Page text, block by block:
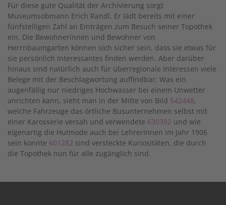
Für diese gute Qualität der Archivierung sorgt
Museumsobmann Erich Randl. Er lädt bereits mit einer
fünfstelligen Zahl an Einträgen zum Besuch seiner Topothek
ein. Die Bewohnerinnen und Bewohner von
Herrnbaumgarten können sich sicher sein, dass sie etwas für
sie persönlich Interessantes finden werden. Aber darüber
hinaus sind natürlich auch für überregionale Interessen viele
Belege mit der Beschlagwortung auffindbar: Was ein
augenfällig nur niedriges Hochwasser bei einem Unwetter
anrichten kann, sieht man in der Mitte von Bild 542448,
welche Fahrzeuge das örtliche Busunternehmen selbst mit
einer Karosserie versah und verwendete 630392 und wie
eigenartig die Hutmode auch bei LehrerInnen im Jahr 1906
sein konnte 601282 sind versteckte Kuriositäten, die durch
die Topothek nun für alle zugänglich sind.